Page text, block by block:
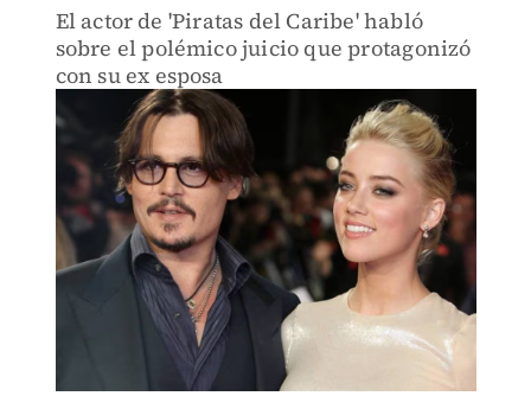
El actor de 'Piratas del Caribe' habló
sobre el polémico juicio que protagonizó
con su ex esposa